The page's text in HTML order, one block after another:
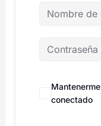
Mantenerme
conectado